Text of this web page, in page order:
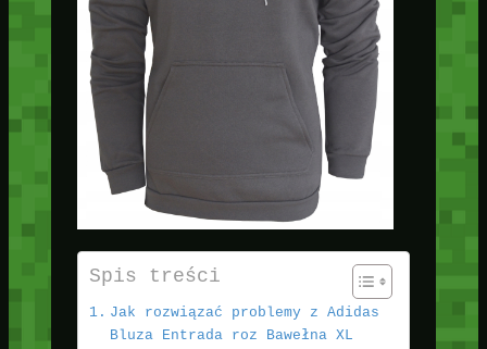
Spis treści
Jak rozwiązać problemy z Adidas
Bluza Entrada roz Bawełna XL